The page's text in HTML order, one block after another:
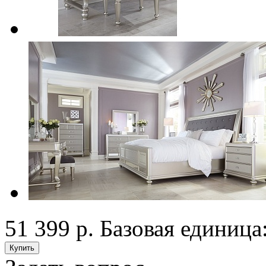
51 399 р. Базовая